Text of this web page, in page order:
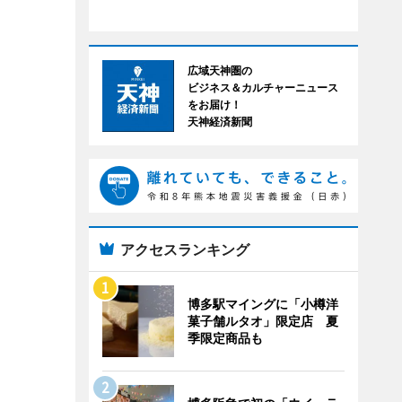
広域天神圏の
ビジネス＆カルチャーニュース
をお届け！
天神経済新聞
アクセスランキング
博多駅マイングに「小樽洋
菓子舗ルタオ」限定店 夏
季限定商品も